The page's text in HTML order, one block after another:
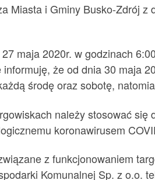
Miasta i Gminy Busko-Zdrój
maja 2020r. w godzinach
że od dnia 30 maja
środę oraz sobotę,
należy stosować
koronawirusem
z funkcjonowaniem
Komunalnej Sp. z o.o.